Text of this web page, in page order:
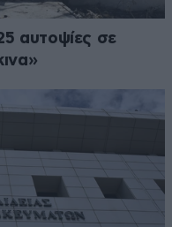
αυτοψίες σε